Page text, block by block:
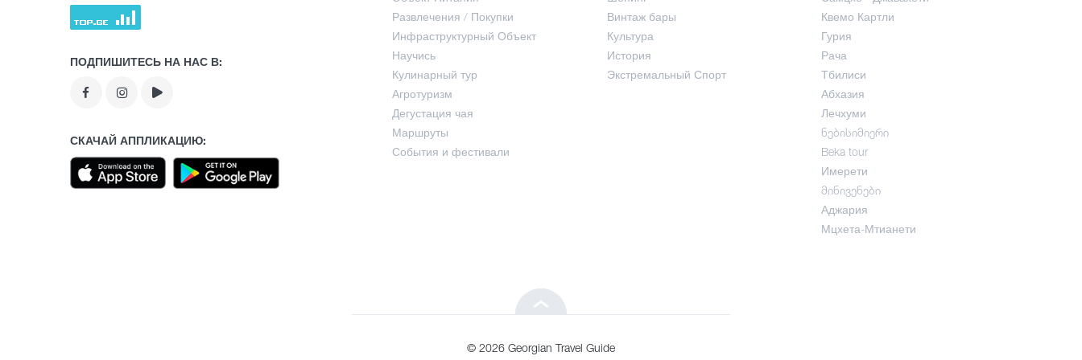
Научись
Дегустация чая
Развлечения / Покупки
Инфраструктурный Объект
Научись
Кулинарный тур
Агротуризм
Дегустация чая
Маршруты
События и фестивали
Винтаж бары
Культура
История
Экстремальный Спорт
Квемо Картли
Гурия
Рача
Тбилиси
Абхазия
Лечхуми
ნებისიმიერი
Beka tour
Имерети
მინივენები
Аджария
Мцхета-Мтианети
ПОДПИШИТЕСЬ НА НАС В:
СКАЧАЙ АППЛИКАЦИЮ:
© 2026 Georgian Travel Guide